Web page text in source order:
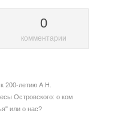
0
комментарии
200-летию А.Н.
Островского: о ком
или о нас?